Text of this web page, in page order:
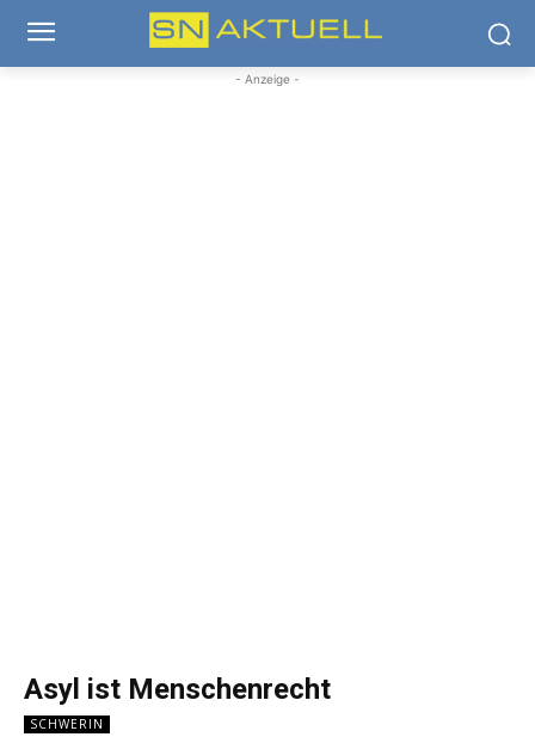
- Anzeige -
Asyl ist Menschenrecht
SCHWERIN